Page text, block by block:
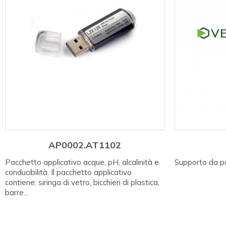
AP0002.AT1102
Pacchetto applicativo acque, pH, alcalinità e
conducibilità. Il pacchetto applicativo
contiene: siringa di vetro, bicchieri di plastica,
barre...
Supporto da